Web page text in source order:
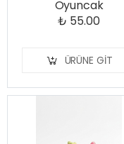
Oyuncak
₺ 55.00
ÜRÜNE GIT